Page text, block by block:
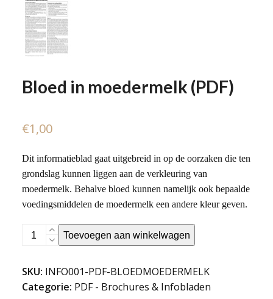
Bloed in moedermelk (PDF)
€1,00
Dit informatieblad gaat uitgebreid in op de oorzaken die ten
grondslag kunnen liggen aan de verkleuring van
moedermelk. Behalve bloed kunnen namelijk ook bepaalde
voedingsmiddelen de moedermelk een andere kleur geven.
Bloed
(PDF)
aantal
Toevoegen aan winkelwagen
SKU: INFO001-PDF-BLOEDMOEDERMELK
Categorie: PDF - Brochures & Infobladen